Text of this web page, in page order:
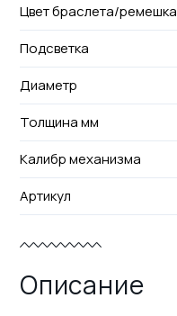
Цвет браслета/ремешка
Подсветка
Диаметр
Толщина мм
Калибр механизма
Артикул
Описание